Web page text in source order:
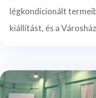
légkondicionált
kiállítást, és a